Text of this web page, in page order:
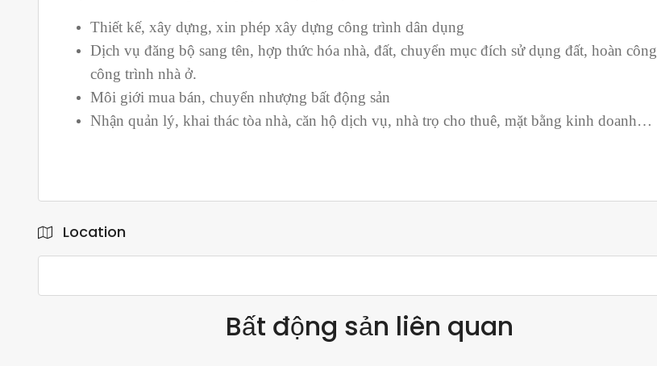
Thiết kế, xây dựng, xin phép xây dựng công trình dân dụng
Dịch vụ đăng bộ sang tên, hợp thức hóa nhà, đất, chuyển mục đích sử dụng đất, hoàn công
công trình nhà ở.
Môi giới mua bán, chuyển nhượng bất động sản
Nhận quản lý, khai thác tòa nhà, căn hộ dịch vụ, nhà trọ cho thuê, mặt bằng kinh doanh…
Location
Bất động sản liên quan